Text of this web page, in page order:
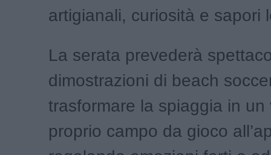
artigianali, curiosità e sapori
La serata prevederà
dimostrazioni di beach
trasformare la spiaggia in un
proprio campo da gioco